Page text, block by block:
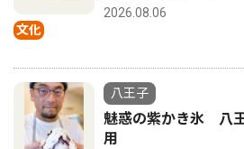
文化
2026.08.06
八王子
魅惑の紫かき氷 八
用